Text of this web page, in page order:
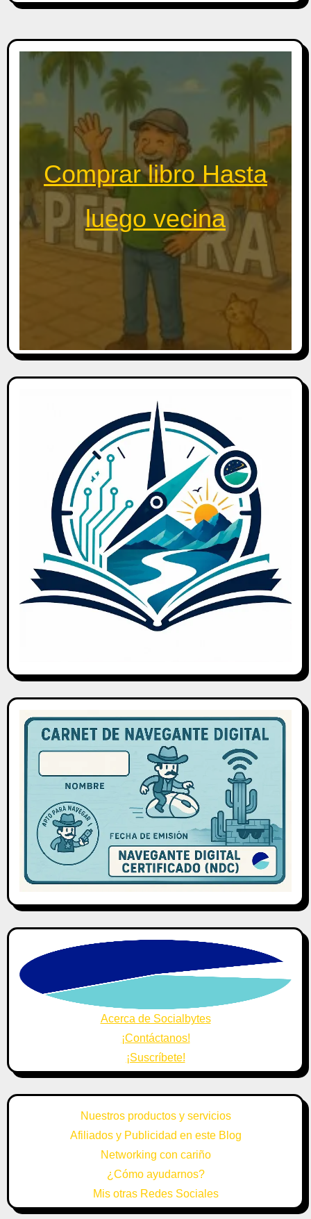
Comprar libro Hasta
luego vecina
Acerca de Socialbytes
¡Contáctanos!
¡Suscríbete!
Nuestros productos y servicios
Afiliados y Publicidad en este Blog
Networking con cariño
¿Cómo ayudarnos?
Mis otras Redes Sociales